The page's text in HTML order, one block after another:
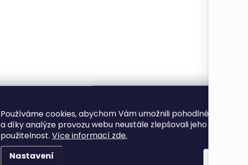
Používáme cookies, abychom Vám umožnili pohodlné prohlížení
a díky analýze provozu webu neustále zlepšovali jeho funkce,
použitelnost. Více informací zde.
Nastavení
Bobbiny šňůry 5 mm Rezavá (Terracotta).
Barva:rezavá.
Materiál:recyklovaná bavlna 100% - vnější pletená část, vnitřní
Návin:100 m.